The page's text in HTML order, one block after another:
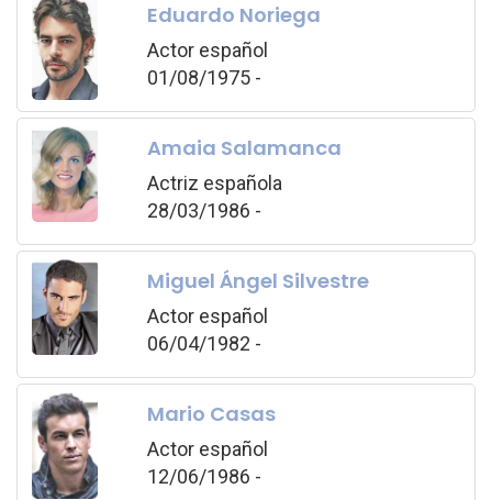
Eduardo Noriega
Actor español
01/08/1975 -
Amaia Salamanca
Actriz española
28/03/1986 -
Miguel Ángel Silvestre
Actor español
06/04/1982 -
Mario Casas
Actor español
12/06/1986 -